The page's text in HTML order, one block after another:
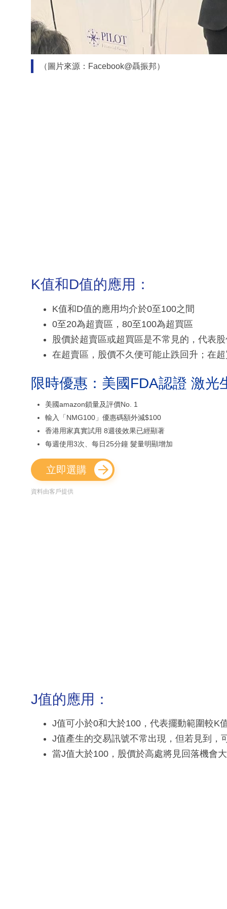
（圖片來源：Facebook@聶振邦）
K值和D值的應用：
K值和D值的應用均介於0至100之間
0至20為超賣區，80至100為超買區
股價於超賣區或超買區是不常見的，代表
在超賣區，股價不久便可能止跌回升；在
限時優惠：美國FDA認證 激光
美國amazon鎖量及評價No. 1
輸入「NMG100」優惠碼額外減$100
香港用家真實試用 8週後效果已經顯著
每週使用3次、每日25分鐘 髮量明顯增加
立即選購
資料由客戶提供
J值的應用：
J值可小於0和大於100，代表擺動範圍較K
J值產生的交易訊號不常出現，但若見到，
當J值大於100，股價於高處將見回落機會